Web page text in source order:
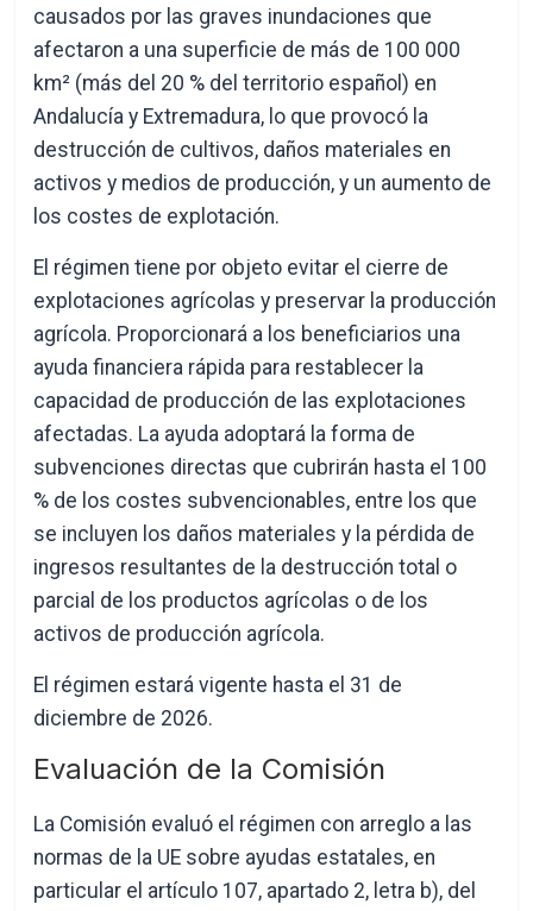
causados por las graves inundaciones que
afectaron a una superficie de más de 100 000
km² (más del 20 % del territorio español) en
Andalucía y Extremadura, lo que provocó la
destrucción de cultivos, daños materiales en
activos y medios de producción, y un aumento de
los costes de explotación.
El régimen tiene por objeto evitar el cierre de
explotaciones agrícolas y preservar la producción
agrícola. Proporcionará a los beneficiarios una
ayuda financiera rápida para restablecer la
capacidad de producción de las explotaciones
afectadas. La ayuda adoptará la forma de
subvenciones directas que cubrirán hasta el 100
% de los costes subvencionables, entre los que
se incluyen los daños materiales y la pérdida de
ingresos resultantes de la destrucción total o
parcial de los productos agrícolas o de los
activos de producción agrícola.
El régimen estará vigente hasta el 31 de
diciembre de 2026.
Evaluación de la Comisión
La Comisión evaluó el régimen con arreglo a las
normas de la UE sobre ayudas estatales, en
particular el artículo 107, apartado 2, letra b), del